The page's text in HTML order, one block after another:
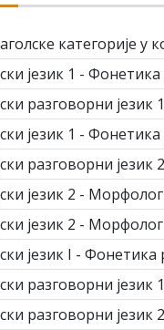
категорије у
језик 1 - Фонетика
разговорни језик 1
језик 1 - Фонетика
разговорни језик 2
језик 2 -
језик 2 -
језик I - Фонетика
разговорни језик 1
разговорни језик 2